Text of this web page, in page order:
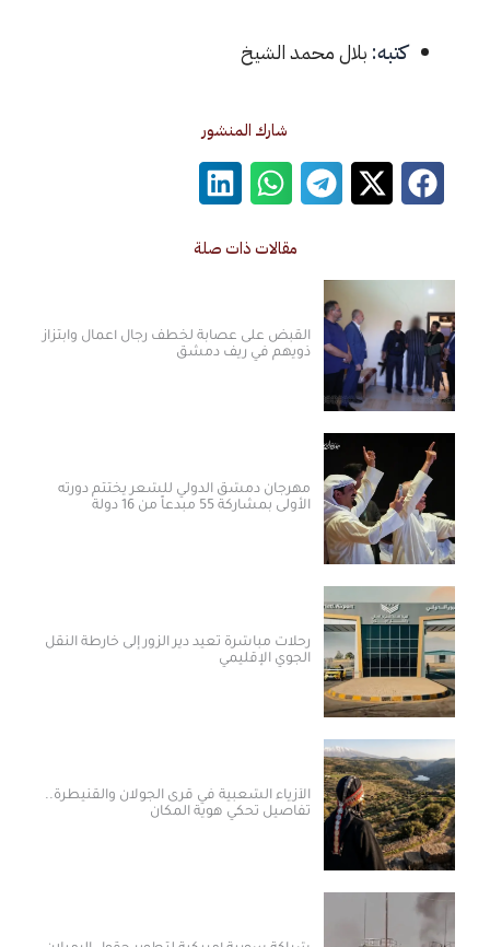
بلال محمد الشيخ
شارك المنشور
مقالات ذات صلة
القبض على عصابة لخطف رجال أعمال وابتزاز
ذويهم في ريف دمشق
مهرجان دمشق الدولي للشعر يختتم دورته
الأولى بمشاركة 55 مبدعاً من 16 دولة
رحلات مباشرة تعيد دير الزور إلى خارطة النقل
الجوي الإقليمي
الأزياء الشعبية في قرى الجولان والقنيطرة..
تفاصيل تحكي هوية المكان